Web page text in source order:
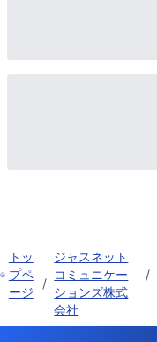
トッ
プペ
ージ
/
ジャスネット
コミュニケー
ションズ株式
会社
/